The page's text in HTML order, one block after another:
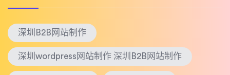
深圳B2B网站制作
深圳wordpress网站制作 深圳B2B网站制作